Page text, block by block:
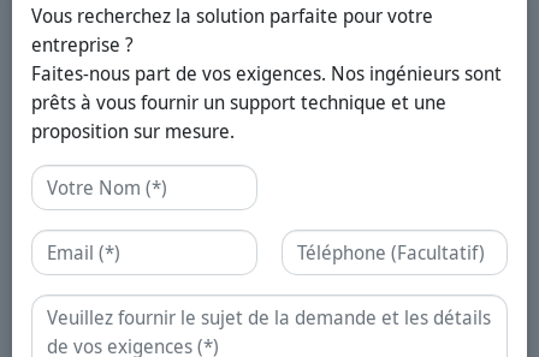
Vous recherchez la solution parfaite pour votre
entreprise ?
Faites-nous part de vos exigences. Nos ingénieurs sont
prêts à vous fournir un support technique et une
proposition sur mesure.
Nom
Email Téléphone
Demande